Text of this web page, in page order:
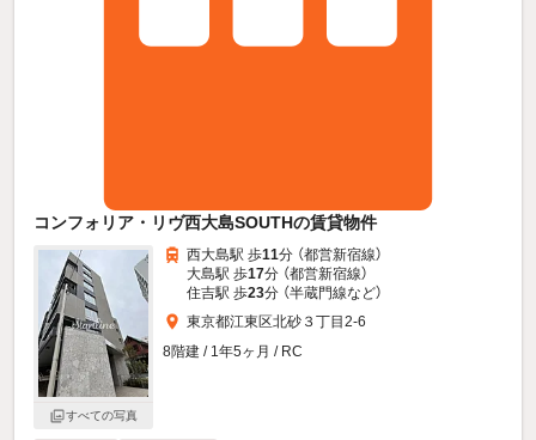
コンフォリア・リヴ西大島SOUTHの賃貸物件
すべての写真
西大島駅 歩11分 （都営新宿線）
大島駅 歩17分 （都営新宿線）
住吉駅 歩23分 （半蔵門線など）
東京都江東区北砂３丁目2-6
8階建 / 1年5ヶ月 / RC